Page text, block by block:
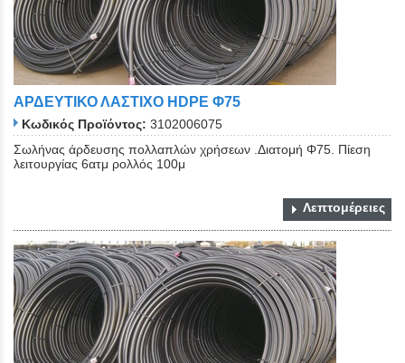
Close
ΑΡΔΕΥΤΙΚΟ ΛΑΣΤΙΧΟ ΗDPE Φ75
Κωδικός Προϊόντος: 3102006075
Σωλήνας άρδευσης πολλαπλών χρήσεων .Διατομή Φ75. Πίεση
λειτουργίας 6ατμ ρολλός 100μ
Λεπτομέρειες